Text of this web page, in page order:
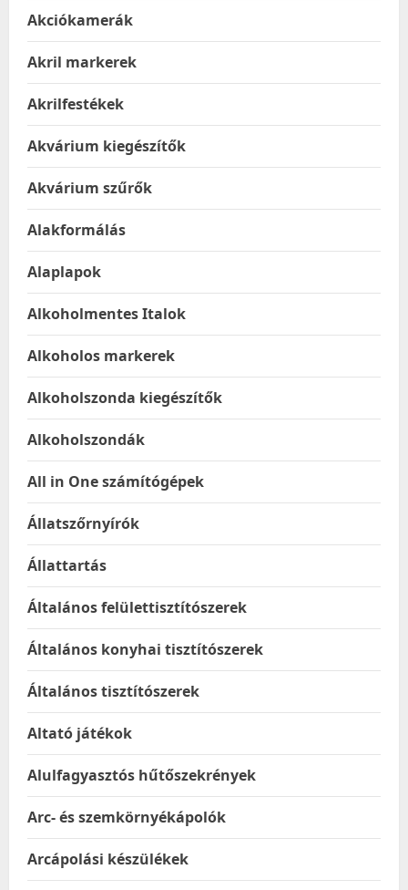
Akciókamerák
Akril markerek
Akrilfestékek
Akvárium kiegészítők
Akvárium szűrők
Alakformálás
Alaplapok
Alkoholmentes Italok
Alkoholos markerek
Alkoholszonda kiegészítők
Alkoholszondák
All in One számítógépek
Állatszőrnyírók
Állattartás
Általános felülettisztítószerek
Általános konyhai tisztítószerek
Általános tisztítószerek
Altató játékok
Alulfagyasztós hűtőszekrények
Arc- és szemkörnyékápolók
Arcápolási készülékek